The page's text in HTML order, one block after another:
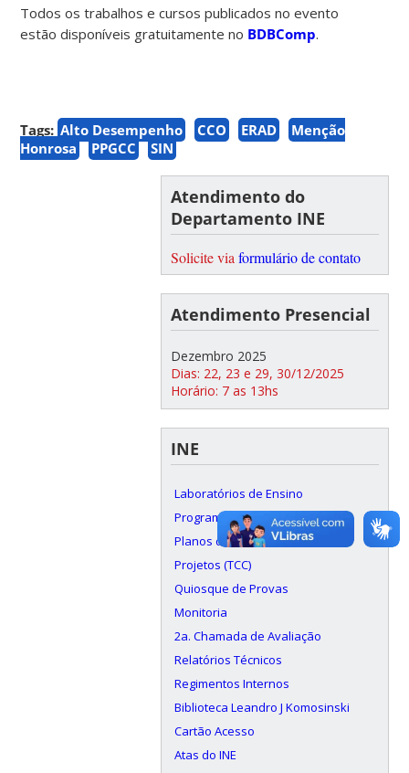
Todos os trabalhos e cursos publicados no evento
estão disponíveis gratuitamente no BDBComp.
Tags: Alto Desempenho CCO ERAD
Menção
Honrosa
PPGCC SIN
Atendimento do
Departamento INE
Solicite via formulário de contato
Atendimento Presencial
Dezembro 2025
Dias: 22, 23 e 29, 30/12/2025
Horário: 7 as 13hs
INE
Laboratórios de Ensino
Programas de Ensino
Planos de Ensino
Projetos (TCC)
Quiosque de Provas
Monitoria
2a. Chamada de Avaliação
Relatórios Técnicos
Regimentos Internos
Biblioteca Leandro J Komosinski
Cartão Acesso
Atas do INE